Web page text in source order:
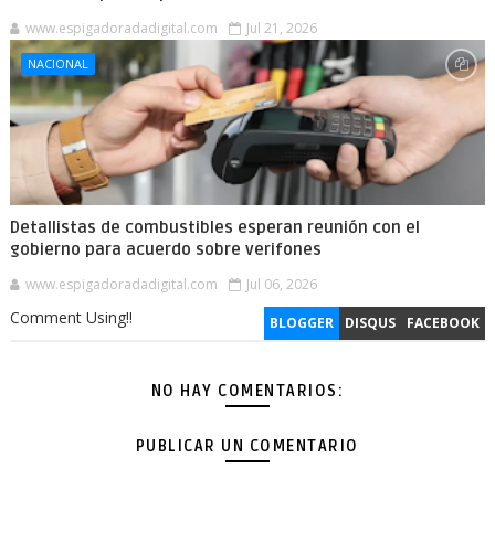
www.espigadoradadigital.com Jul 21, 2026
NACIONAL
Detallistas de combustibles esperan reunión con el
gobierno para acuerdo sobre verifones
www.espigadoradadigital.com Jul 06, 2026
BLOGGER DISQUS FACEBOOK
Comment Using!!
NO HAY COMENTARIOS:
PUBLICAR UN COMENTARIO